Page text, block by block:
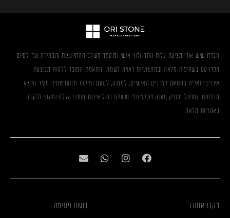
חברת שיש אורי מציעה עלות נוחה ולווי אישי ומוקפד משלב ההתייעצות והבחירה ועד לסיום
הפרויקט בשקיפות מלאה ובמקצועיות ראויה לשמה. התאמת המוצר ללקוח מבוצעת
אינדיבידואלית בהתאם לצרכים האישיים, למבנה, לטעם הלקוח ולהעדפותיו. מוצר היוצא
מדלתות המפעל מספק מענה פונקציונלי מושלם בשל איכות חומרי הגלם ומוגש ללקוח
באחריות מלאה.
בקרו אותנו שעות פתיחה